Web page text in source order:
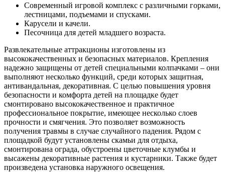
Современный игровой комплекс с различными горками,
лестницами, подъемами и спусками.
Карусели и качели.
Песочница для детей младшего возраста.
Развлекательные аттракционы изготовлены из
высококачественных и безопасных материалов. Крепления
надежно защищены от детей специальными колпачками – они
выполняют несколько функций, среди которых защитная,
антивандальная, декоративная. С целью повышения уровня
безопасности и комфорта детей на площадке будет
смонтировано высококачественное и практичное
профессиональное покрытие, имеющее несколько слоев
прочности и смягчения. Это позволяет возможность
получения травмы в случае случайного падения. Рядом с
площадкой будут установлены скамьи для отдыха,
смонтирована ограда, обустроены цветочные клумбы и
высажены декоративные растения и кустарники. Также будет
произведена установка наружного освещения.